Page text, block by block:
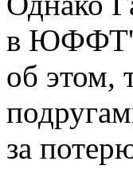
в ЮФФТ'е
об этом,
за